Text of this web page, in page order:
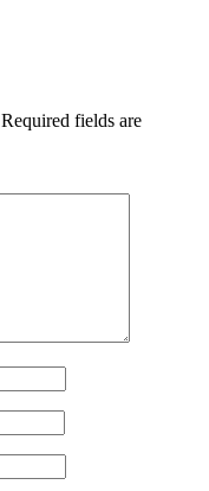
Required fields are